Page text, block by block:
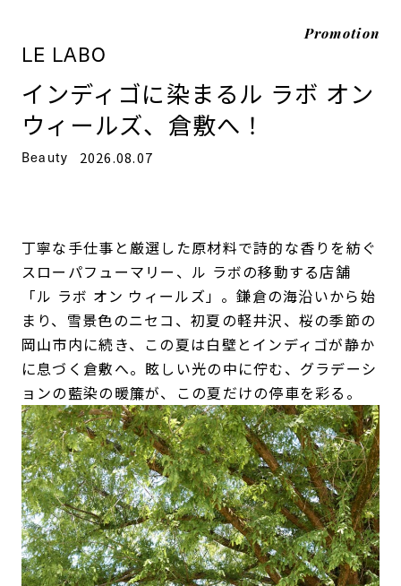
Promotion
LE LABO
インディゴに染まるル ラボ オン
ウィールズ、倉敷へ！
Beauty 2026.08.07
丁寧な手仕事と厳選した原材料で詩的な香りを紡ぐ
スローパフューマリー、ル ラボの移動する店舗
「ル ラボ オン ウィールズ」。鎌倉の海沿いから始
まり、雪景色のニセコ、初夏の軽井沢、桜の季節の
岡山市内に続き、この夏は白壁とインディゴが静か
に息づく倉敷へ。眩しい光の中に佇む、グラデーシ
ョンの藍染の暖簾が、この夏だけの停車を彩る。